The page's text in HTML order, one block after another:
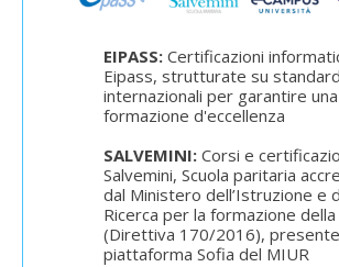
EIPASS:Certificazioni
Eipass, strutturate su standard
internazionali per garantire una
formazione d'eccellenza
SALVEMINI: Corsi e
Salvemini, Scuola paritaria
dal Ministero dell’Istruzione e
Ricerca per la formazione della
(Direttiva 170/2016),
piattaforma Sofia del MIUR